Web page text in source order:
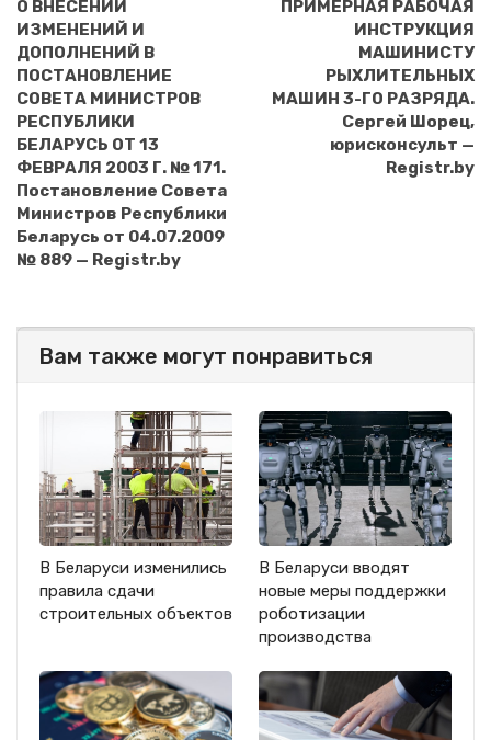
О ВНЕСЕНИИ
ИЗМЕНЕНИЙ И
ДОПОЛНЕНИЙ В
ПОСТАНОВЛЕНИЕ
СОВЕТА МИНИСТРОВ
РЕСПУБЛИКИ
БЕЛАРУСЬ ОТ 13
ФЕВРАЛЯ 2003 Г. № 171.
Постановление Совета
Министров Республики
Беларусь от 04.07.2009
№ 889 — Registr.by
ПРИМЕРНАЯ РАБОЧАЯ
ИНСТРУКЦИЯ
МАШИНИСТУ
РЫХЛИТЕЛЬНЫХ
МАШИН 3-ГО РАЗРЯДА.
Сергей Шорец,
юрисконсульт —
Registr.by
Вам также могут понравиться
В Беларуси изменились
правила сдачи
строительных объектов
В Беларуси вводят
новые меры поддержки
роботизации
производства